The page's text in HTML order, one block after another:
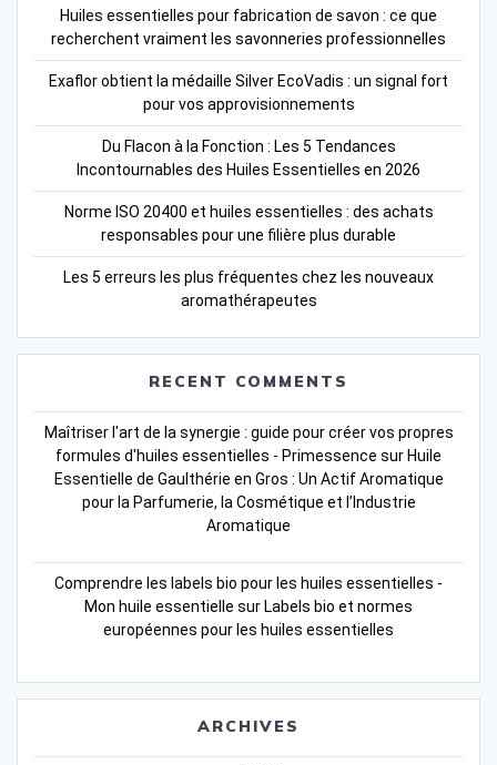
Huiles essentielles pour fabrication de savon : ce que
recherchent vraiment les savonneries professionnelles
Exaflor obtient la médaille Silver EcoVadis : un signal fort
pour vos approvisionnements
Du Flacon à la Fonction : Les 5 Tendances
Incontournables des Huiles Essentielles en 2026
Norme ISO 20400 et huiles essentielles : des achats
responsables pour une filière plus durable
Les 5 erreurs les plus fréquentes chez les nouveaux
aromathérapeutes
RECENT COMMENTS
Maîtriser l'art de la synergie : guide pour créer vos propres
formules d'huiles essentielles - Primessence sur Huile
Essentielle de Gaulthérie en Gros : Un Actif Aromatique
pour la Parfumerie, la Cosmétique et l’Industrie
Aromatique
Comprendre les labels bio pour les huiles essentielles -
Mon huile essentielle sur Labels bio et normes
européennes pour les huiles essentielles
ARCHIVES